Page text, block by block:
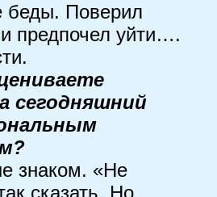
беды. Поверил
предпочел уйти….
сегодняшний
знаком. «Не